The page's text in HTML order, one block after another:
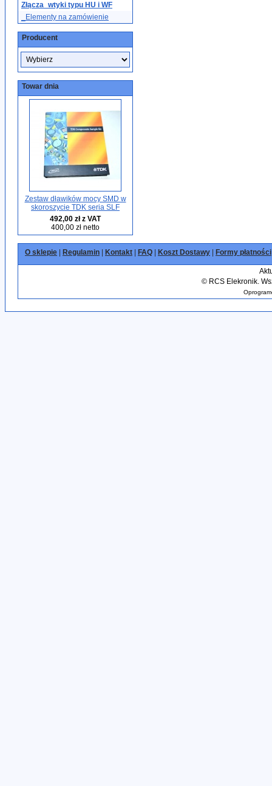
Złącza_wtyki typu HU i WF
_Elementy na zamówienie
Producent
Towar dnia
Zestaw dławików mocy SMD w
skoroszycie TDK seria SLF
492,00 zł z VAT
400,00 zł netto
O sklepie Regulamin Kontakt FAQ Koszt Dostawy Formy płatności
©RCS Elekronik.